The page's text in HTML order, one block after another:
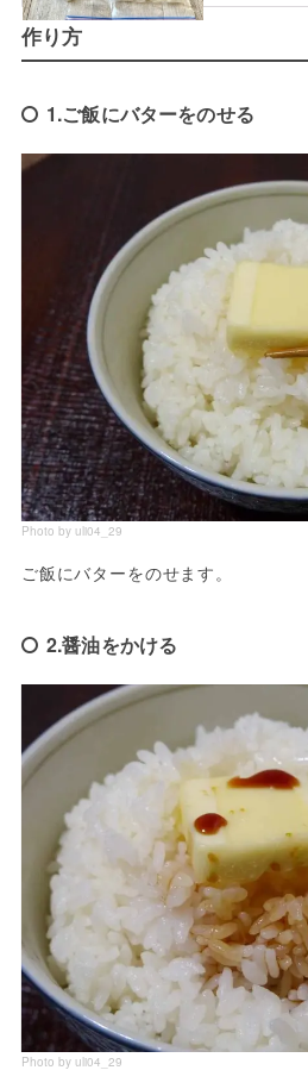
作り方
1.ご飯にバターをのせる
Photo by uli04_29
ご飯にバターをのせます。
2.醤油をかける
Photo by uli04_29